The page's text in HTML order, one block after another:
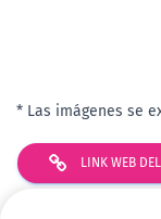
* Las imágenes se
LINK WEB